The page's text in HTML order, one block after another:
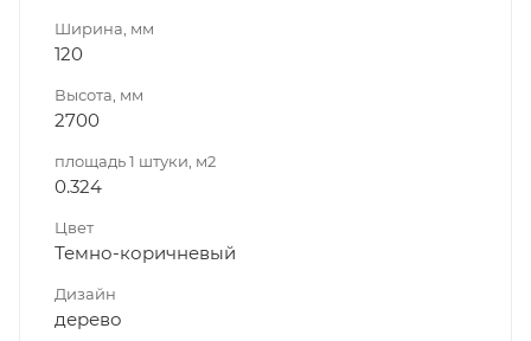
Ширина, мм
120
Высота, мм
2700
площадь 1 штуки, м2
0.324
Цвет
Темно-коричневый
Дизайн
дерево